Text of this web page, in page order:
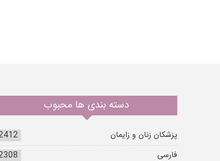
دسته بندی ها محبوب
پزشکان زنان و زایمان
فارسی